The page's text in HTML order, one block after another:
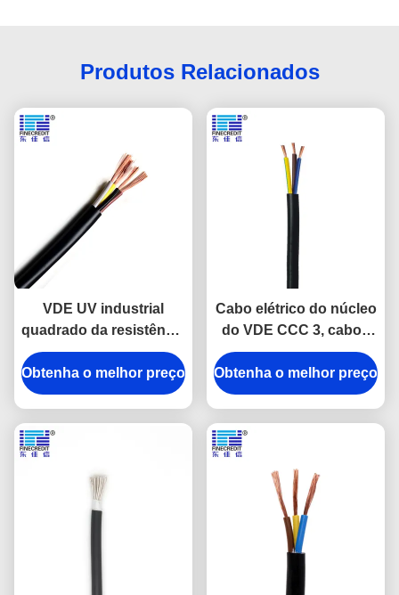
Produtos Relacionados
VDE UV industrial
quadrado da resistência
do cabo elétrico de
H03VV-F/RVV 3 * 0,5
Obtenha o melhor preço
Cabo elétrico do núcleo
do VDE CCC 3, cabos
elétricos do PVC de
H03VV-F H05VV-F
Obtenha o melhor preço